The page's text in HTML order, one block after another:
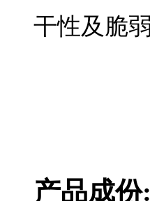
干性及脆
产品成份: